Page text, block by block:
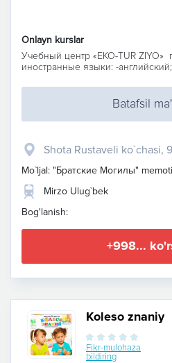
Onlayn kurslar
Учебный центр «EKO-TUR ZIYO»
иностранные языки: -
Batafsil
Shota Rustaveli ko`chasi,
Mo`ljal: "Братские Могилы"
Mirzo Ulug`bek
Bog'lanish:
+998...
Koleso znaniy
Fikr-mulohaza
bildiring